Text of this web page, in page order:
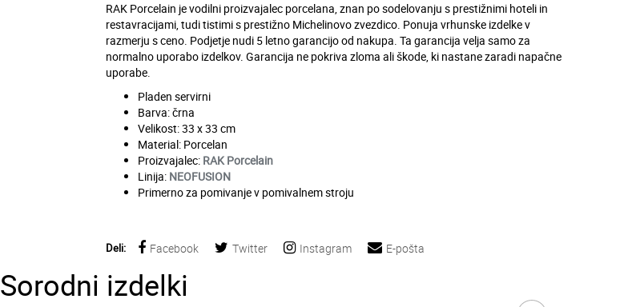
RAK Porcelain je vodilni proizvajalec porcelana, znan po sodelovanju s prestižnimi hoteli in
restavracijami, tudi tistimi s prestižno Michelinovo zvezdico. Ponuja vrhunske izdelke v
razmerju s ceno. Podjetje nudi 5 letno garancijo od nakupa. Ta garancija velja samo za
normalno uporabo izdelkov. Garancija ne pokriva zloma ali škode, ki nastane zaradi napačne
uporabe.
Pladen servirni
Barva: črna
Velikost: 33 x 33 cm
Material: Porcelan
Proizvajalec: RAK Porcelain
Linija: NEOFUSION
Primerno za pomivanje v pomivalnem stroju
Deli: Facebook Twitter Instagram E-pošta
Sorodni izdelki